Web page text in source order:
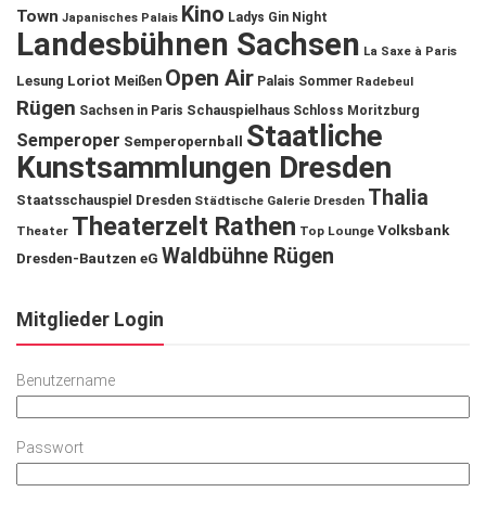
Town Japanisches Palais Kino Ladys Gin Night
Landesbühnen Sachsen La Saxe à Paris
Lesung Loriot Meißen Open Air Palais Sommer Radebeul
Rügen Sachsen in Paris Schauspielhaus Schloss Moritzburg
Semperoper Semperopernball
Staatliche
Kunstsammlungen Dresden
Staatsschauspiel Dresden Städtische Galerie Dresden Thalia
Theater Theaterzelt Rathen Top Lounge Volksbank
Dresden-Bautzen eG Waldbühne Rügen
Mitglieder Login
Benutzername
Passwort